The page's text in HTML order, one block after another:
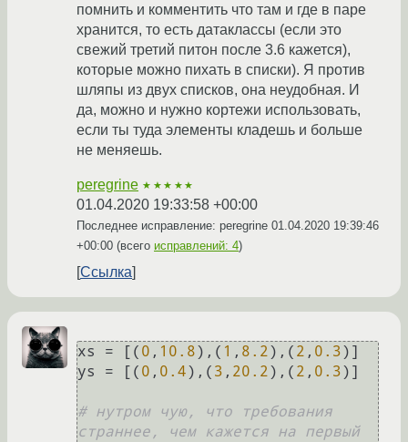
помнить и комментить что там и где в паре
хранится, то есть датаклассы (если это
свежий третий питон после 3.6 кажется),
которые можно пихать в списки). Я против
шляпы из двух списков, она неудобная. И
да, можно и нужно кортежи использовать,
если ты туда элементы кладешь и больше
не меняешь.
peregrine ★★★★★
01.04.2020 19:33:58 +00:00
Последнее исправление: peregrine 01.04.2020 19:39:46
+00:00 (всего исправлений: 4)
Ссылка
xs = [( 0 , 10.8),( 1 , 8.2),( 2 , 0.3)]
ys = [( 0 , 0.4),( 3 , 20.2),( 2 , 0.3)]
# нутром чую, что требования
страннее, чем кажется на первый